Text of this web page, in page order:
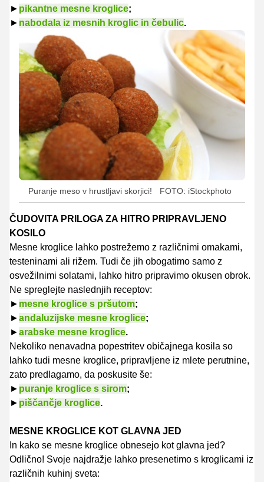
► pikantne mesne kroglice;
► nabodala iz mesnih kroglic in čebulic.
Puranje meso v hrustljavi skorjici! FOTO: iStockphoto
ČUDOVITA PRILOGA ZA HITRO PRIPRAVLJENO
KOSILO
Mesne kroglice lahko postrežemo z različnimi omakami,
testeninami ali rižem. Tudi če jih obogatimo samo z
osvežilnimi solatami, lahko hitro pripravimo okusen obrok.
Ne spreglejte naslednjih receptov:
► mesne kroglice s pršutom;
►andaluzijske mesne kroglice;
►arabske mesne kroglice.
Nekoliko nenavadna popestritev običajnega kosila so
lahko tudi mesne kroglice, pripravljene iz mlete perutnine,
zato predlagamo, da poskusite še:
► puranje kroglice s sirom;
► piščančje kroglice.
MESNE KROGLICE KOT GLAVNA JED
In kako se mesne kroglice obnesejo kot glavna jed?
Odlično! Svoje najdražje lahko presenetimo s kroglicami iz
različnih kuhinj sveta: